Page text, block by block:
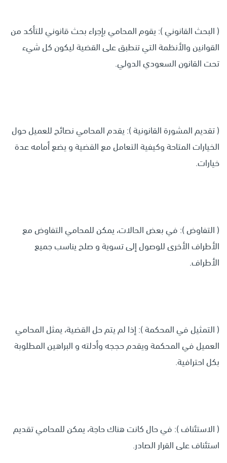
( البحث القانوني ): يقوم المحامي بإجراء بحث قانوني للتأكد من
القوانين والأنظمة التي تنطبق على القضية ليكون كل شيء
تحت القانون السعودي الدولي.
( تقديم المشورة القانونية ): يقدم المحامي نصائح للعميل حول
الخيارات المتاحة وكيفية التعامل مع القضية و يضع أمامه عدة
خيارات.
( التفاوض ): في بعض الحالات، يمكن للمحامي التفاوض مع
الأطراف الأخرى للوصول إلى تسوية و صلح يناسب جميع
الأطراف.
( التمثيل في المحكمة ): إذا لم يتم حل القضية، يمثل المحامي
العميل في المحكمة ويقدم حججه وأدلته و البراهين المطلوبة
بكل احترافية.
( الاستئناف ): في حال كانت هناك حاجة، يمكن للمحامي تقديم
استئناف على القرار الصادر.